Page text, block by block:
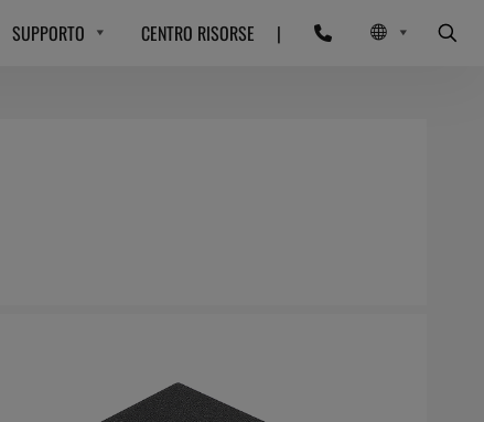
SUPPORTO CENTRO RISORSE |